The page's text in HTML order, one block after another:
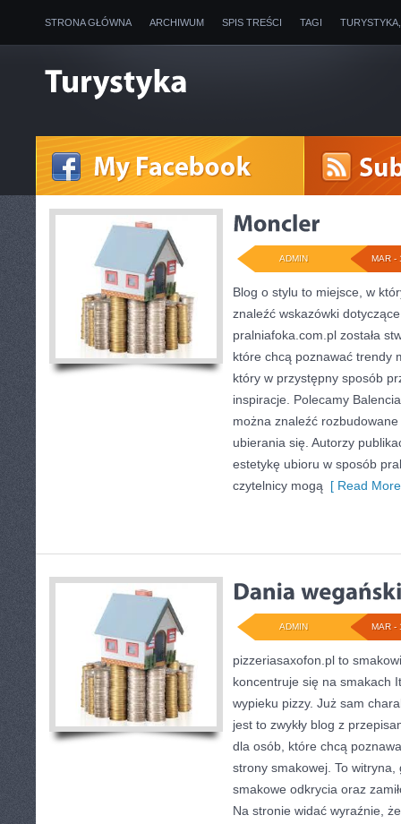
STRONA GŁÓWNA ARCHIWUM SPIS TREŚCI TAGI
MAR -
ADMIN
Blog o stylu to miejsce, w
znaleźć wskazówki
pralniafoka.com.pl została
które chcą poznawać trendy
który w przystępny sposób
inspiracje. Polecamy
można znaleźć
ubierania się. Autorzy
estetykę ubioru w sposób
czytelnicy mogą [ Read
MAR -
ADMIN
pizzeriasaxofon.pl to
koncentruje się na smakach
wypieku pizzy. Już sam
jest to zwykły blog z
dla osób, które chcą
strony smakowej. To
smakowe odkrycia oraz
Na stronie widać wyraźnie,